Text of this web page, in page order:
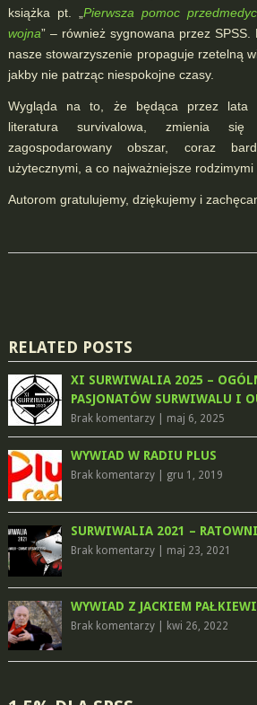
książka pt. „ Pierwsza pomoc
wojna” – również sygnowana przez
nasze stowarzyszenie propaguje rzetelną
jakby nie patrząc niespokojne czasy.
Wygląda na to, że będąca przez lata
literatura survivalowa, zmienia
zagospodarowany obszar, coraz
użytecznymi, a co najważniejsze rodzimymi
Autorom gratulujemy, dziękujemy i
RELATED POSTS
XI SURWIWALIA 2025 –
PASJONATÓW SURWIWALU I
Brak komentarzy| maj 6, 2025
WYWIAD W RADIU PLUS
Brak komentarzy| gru 1, 2019
SURWIWALIA 2021 –
Brak komentarzy| maj 23, 2021
WYWIAD Z JACKIEM
Brak komentarzy| kwi 26, 2022